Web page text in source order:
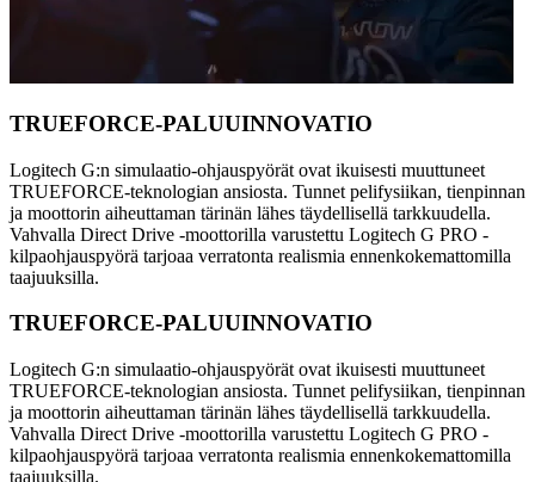
TRUEFORCE-PALUUINNOVATIO
Logitech G:n simulaatio-ohjauspyörät ovat ikuisesti muuttuneet
TRUEFORCE-teknologian ansiosta. Tunnet pelifysiikan, tienpinnan
ja moottorin aiheuttaman tärinän lähes täydellisellä tarkkuudella.
Vahvalla Direct Drive -moottorilla varustettu Logitech G PRO -
kilpaohjauspyörä tarjoaa verratonta realismia ennenkokemattomilla
taajuuksilla.
TRUEFORCE-PALUUINNOVATIO
Logitech G:n simulaatio-ohjauspyörät ovat ikuisesti muuttuneet
TRUEFORCE-teknologian ansiosta. Tunnet pelifysiikan, tienpinnan
ja moottorin aiheuttaman tärinän lähes täydellisellä tarkkuudella.
Vahvalla Direct Drive -moottorilla varustettu Logitech G PRO -
kilpaohjauspyörä tarjoaa verratonta realismia ennenkokemattomilla
taajuuksilla.